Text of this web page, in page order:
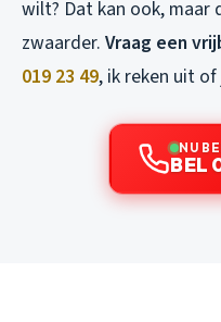
wilt? Dat kan ook,
zwaarder. Vraag een
019 23 49, ik reken uit
NU
BEL